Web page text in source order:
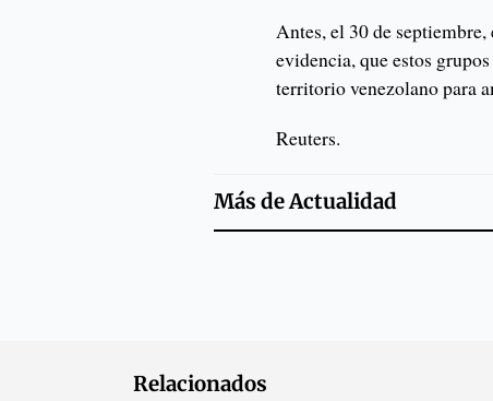
Antes, el 30 de
evidencia, que estos
territorio venezolano para
Reuters.
Más deActualidad
Relacionados